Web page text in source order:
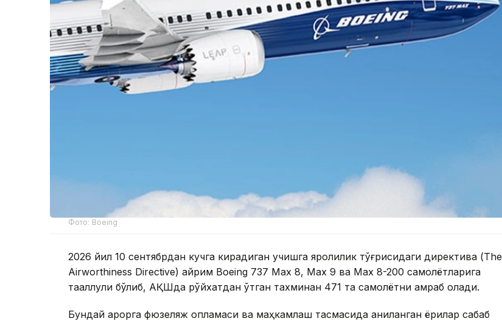
Фото: Boeing
2026 йил 10 сентябрдан кучга кирадиган учишга яроқлилик тўғрисидаги директива (The
Airworthiness Directive) айрим Boeing 737 Max 8, Max 9 ва Max 8-200 самолётларига
тааллуқли бўлиб, АҚШда рўйхатдан ўтган тахминан 471 та самолётни қамраб олади.
Бундай қарорга фюзеляж қопламаси ва маҳкамлаш тасмасида аниқланган ёриқлар сабаб